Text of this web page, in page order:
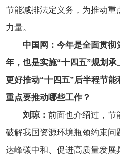
节能减排法定义务，为推动重
力量。
中国网：今年是全面贯彻
年，也是实施“十四五”规划承
更好推动“十四五”后半程节
重点要推动哪些工作？
刘琼： 前面也介绍过，节
破解我国资源环境瓶颈约束问
达峰碳中和、促进高质量发展